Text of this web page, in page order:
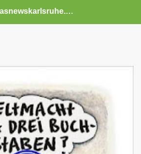
hellasnewskarlsruhe.de